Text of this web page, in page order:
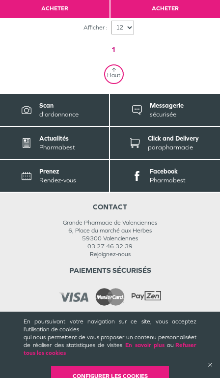
En poursuivant votre navigation sur ce site, vous acceptez
l’utilisation de cookies
qui nous permettent de vous proposer un contenu personnaliséet
de réaliser des statistiques de visites. En savoir plusou Refuser
tous les cookies
CONFIGURER LES COOKIES
ACHETER ACHETER
Afficher :
1
Haut
Scan
d'ordonnance
Messagerie
sécurisée
Actualités
Pharmabest
Click and Delivery
parapharmacie
Prenez
Rendez-vous
Facebook
Pharmabest
CONTACT
Grande Pharmacie de Valenciennes
6, Place du marché aux Herbes
59300 Valenciennes
03 27 46 32 39
Rejoignez-nous
INFORMATIONS
CGU / CGV
Mentions légales
PAIEMENTS SÉCURISÉS